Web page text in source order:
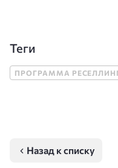
Теги
ПРОГРАММА
Назад к списку